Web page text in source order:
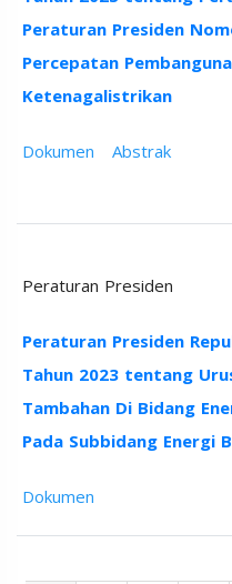
Peraturan Presiden
Percepatan
Ketenagalistrikan
Dokumen Abstrak
Peraturan Presiden
Peraturan Presiden
Tahun 2023 tentang
Tambahan Di Bidang
Pada Subbidang Energi
Dokumen